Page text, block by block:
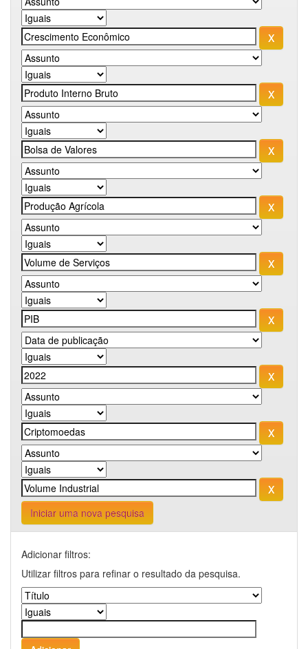
Iniciar uma nova pesquisa
Adicionar filtros:
Utilizar filtros para refinar o resultado da pesquisa.